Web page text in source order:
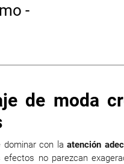
-
de moda
dominar con laatención
efectos no parezcan